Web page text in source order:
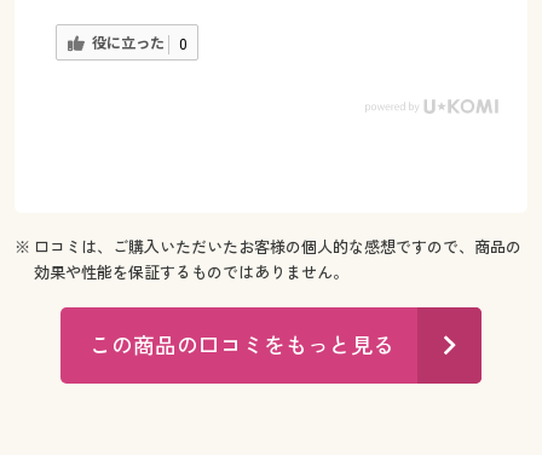
役に立った 0
※ 口コミは、ご購入いただいたお客様の個人的な感想ですので、商品の
効果や性能を保証するものではありません。
この商品の口コミをもっと見る